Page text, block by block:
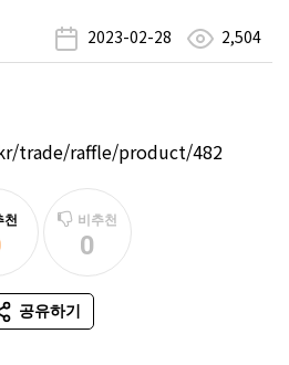
2023-02-28 2,504
trade/raffle/product/482
천
추천
비추천
0
비추천
공유하기
SNS 공유